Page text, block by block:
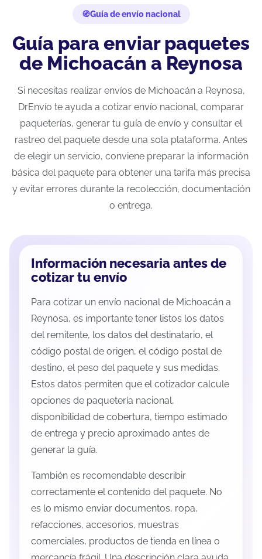
Guía de envío nacional
Guía para enviar paquetes
de Michoacán a Reynosa
Si necesitas realizar envíos de Michoacán a Reynosa,
DrEnvío te ayuda a cotizar envío nacional, comparar
paqueterías, generar tu guía de envío y consultar el
rastreo del paquete desde una sola plataforma. Antes
de elegir un servicio, conviene preparar la información
básica del paquete para obtener una tarifa más precisa
y evitar errores durante la recolección, documentación
o entrega.
Información necesaria antes de
cotizar tu envío
Para cotizar un envío nacional de Michoacán a
Reynosa, es importante tener listos los datos
del remitente, los datos del destinatario, el
código postal de origen, el código postal de
destino, el peso del paquete y sus medidas.
Estos datos permiten que el cotizador calcule
opciones de paquetería nacional,
disponibilidad de cobertura, tiempo estimado
de entrega y precio aproximado antes de
generar la guía.
También es recomendable describir
correctamente el contenido del paquete. No
es lo mismo enviar documentos, ropa,
refacciones, accesorios, muestras
comerciales, productos de tienda en línea o